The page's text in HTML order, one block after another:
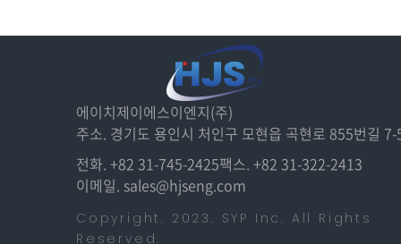
에이치제이에스이엔지(주)
주소. 경기도 용인시 처인구 모현읍 곡현로 855번길 7-
전화. +82 31-745-2425팩스. +82 31-322-2413
이메일. sales@hjseng.com
Copyright. 2023. SYP Inc. All Rights
Reserved.